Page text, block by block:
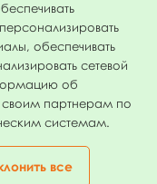
обеспечивать
сетевой
об
своим партнерам по
системам.
все